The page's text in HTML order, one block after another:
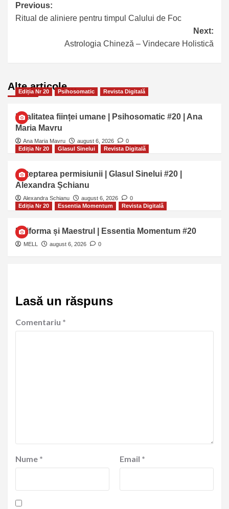
Previous:
Ritual de aliniere pentru timpul Calului de Foc
Next:
Astrologia Chineză – Vindecare Holistică
Alte articole…
Ediția Nr 20 Psihosomatic Revista Digitală
Dualitatea ființei umane | Psihosomatic #20 | Ana
Maria Mavru
Ana Maria Mavru august 6, 2026
0
Ediția Nr 20
Glasul Sinelui Revista Digitală
Așteptarea permisiunii | Glasul Sinelui #20 |
Alexandra Șchianu
Alexandra Schianu august 6, 2026
0
Ediția Nr 20
Essentia Momentum Revista Digitală
Uniforma și Maestrul | Essentia Momentum #20
MELL august 6, 2026 0
Lasă un răspuns
Comentariu *
Nume * Email *